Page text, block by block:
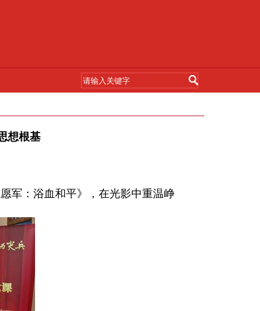
想根基
军：浴血和平》，在光影中重温峥